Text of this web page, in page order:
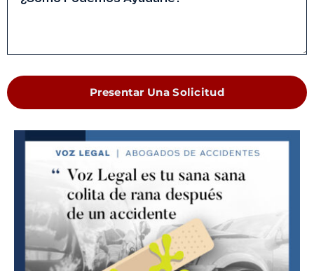
Presentar Una Solicitud